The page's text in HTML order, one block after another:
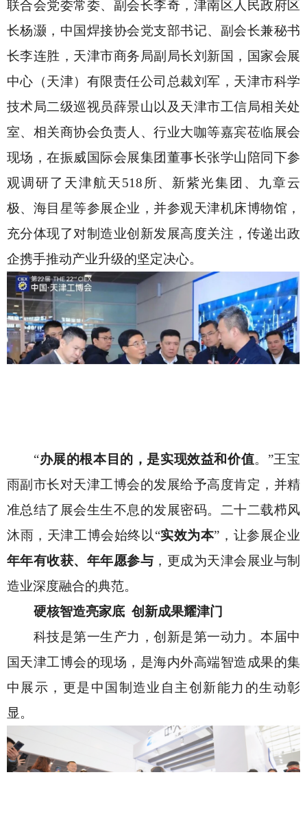
联合会党委常委、副会长李奇，津南区人民政府区
长杨灏，中国焊接协会党支部书记、副会长兼秘书
长李连胜，天津市商务局副局长刘新国，国家会展
中心（天津）有限责任公司总裁刘军，天津市科学
技术局二级巡视员薛景山以及天津市工信局相关处
室、相关商协会负责人、行业大咖等嘉宾莅临展会
现场，在振威国际会展集团董事长张学山陪同下参
观调研了天津航天518所、新紫光集团、九章云
极、海目星等参展企业，并参观天津机床博物馆，
充分体现了对制造业创新发展高度关注，传递出政
企携手推动产业升级的坚定决心。
“办展的根本目的，是实现效益和价值。 ”王宝
雨副市长对天津工博会的发展给予高度肯定，并精
准总结了展会生生不息的发展密码。二十二载栉风
沐雨，天津工博会始终以“实效为本”，让参展企业
年年有收获、年年愿参与 ，更成为天津会展业与制
造业深度融合的典范。
硬核智造亮家底 创新成果耀津门
科技是第一生产力，创新是第一动力。本届中
国天津工博会的现场，是海内外高端智造成果的集
中展示，更是中国制造业自主创新能力的生动彰
显。